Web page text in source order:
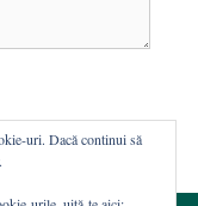
uri. Dacă continui să